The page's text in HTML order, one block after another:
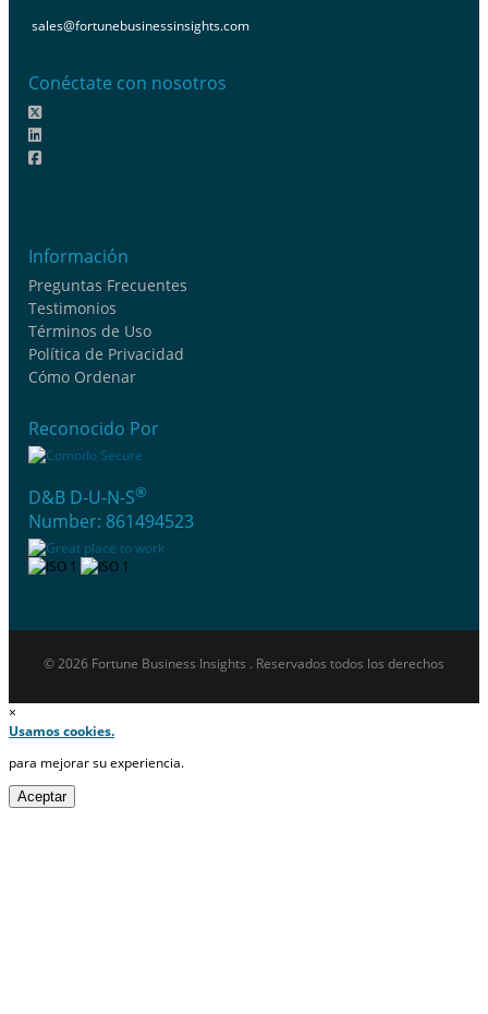
sales@fortunebusinessinsights.com
Conéctate con nosotros
Información
Preguntas Frecuentes
Testimonios
Términos de Uso
Política de Privacidad
Cómo Ordenar
Reconocido Por
D&B D-U-N-S®
Number: 861494523
© 2026 Fortune Business Insights . Reservados todos los derechos
×
Usamos cookies.
para mejorar su experiencia.
Aceptar